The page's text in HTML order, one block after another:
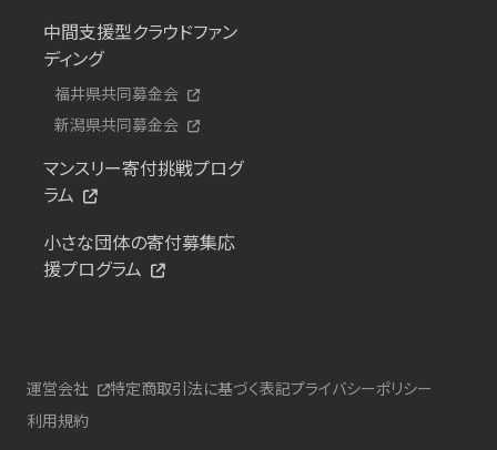
中間支援型クラウドファン
ディング
福井県共同募金会
新潟県共同募金会
マンスリー寄付挑戦プログ
ラム
小さな団体の寄付募集応
援プログラム
運営会社 特定商取引法に基づく表記プライバシーポリシー
利用規約